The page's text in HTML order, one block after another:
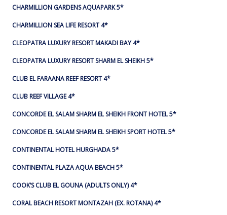
CHARMILLION GARDENS AQUAPARK 5*
CHARMILLION SEA LIFE RESORT 4*
CLEOPATRA LUXURY RESORT MAKADI BAY 4*
CLEOPATRA LUXURY RESORT SHARM EL SHEIKH 5*
CLUB EL FARAANA REEF RESORT 4*
CLUB REEF VILLAGE 4*
CONCORDE EL SALAM SHARM EL SHEIKH FRONT HOTEL 5*
CONCORDE EL SALAM SHARM EL SHEIKH SPORT HOTEL 5*
CONTINENTAL HOTEL HURGHADA 5*
CONTINENTAL PLAZA AQUA BEACH 5*
COOK’S CLUB EL GOUNA (ADULTS ONLY) 4*
CORAL BEACH RESORT MONTAZAH (EX. ROTANA) 4*